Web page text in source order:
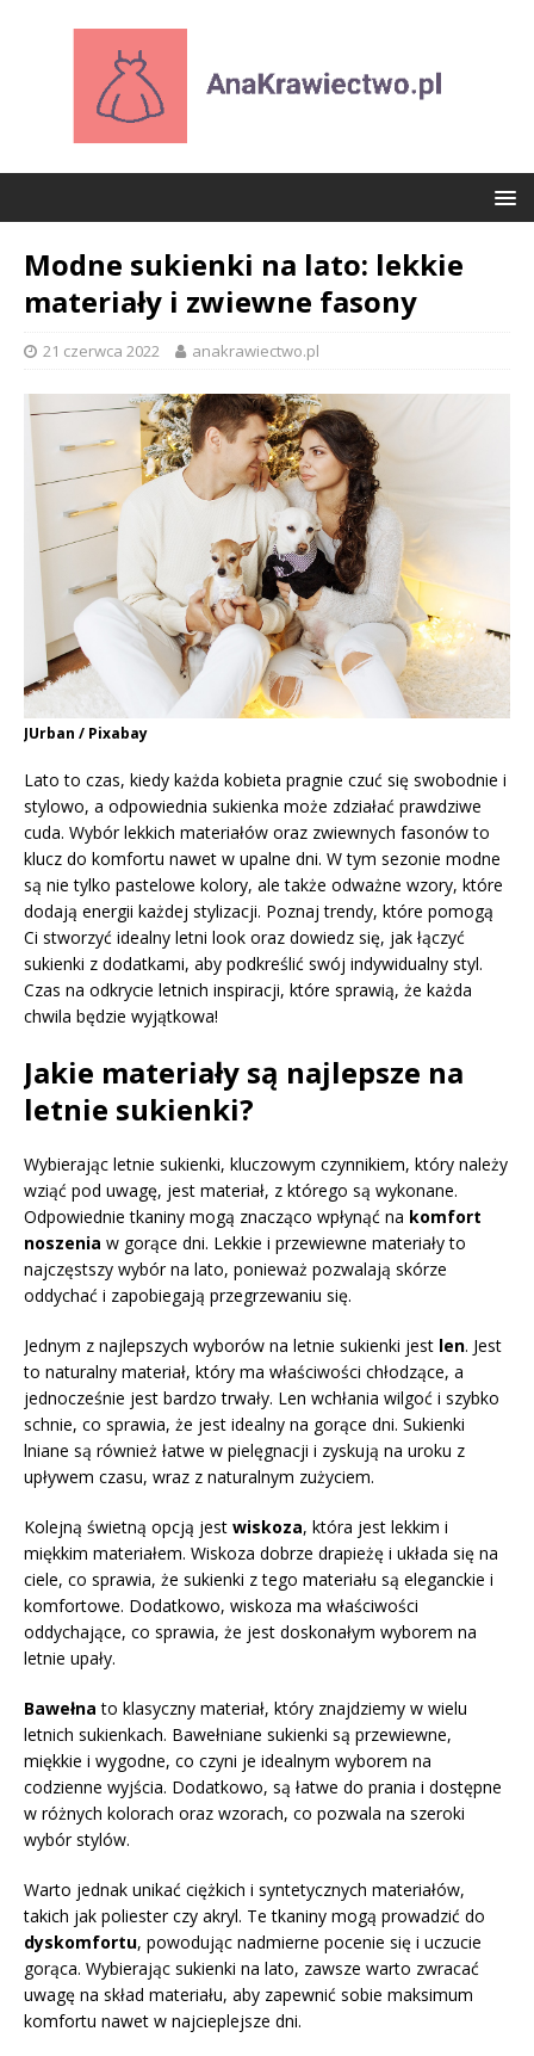
Modne sukienki na lato: lekkie
materiały i zwiewne fasony
21 czerwca 2022 anakrawiectwo.pl
JUrban / Pixabay
Lato to czas, kiedy każda kobieta pragnie czuć się swobodnie i
stylowo, a odpowiednia sukienka może zdziałać prawdziwe
cuda. Wybór lekkich materiałów oraz zwiewnych fasonów to
klucz do komfortu nawet w upalne dni. W tym sezonie modne
są nie tylko pastelowe kolory, ale także odważne wzory, które
dodają energii każdej stylizacji. Poznaj trendy, które pomogą
Ci stworzyć idealny letni look oraz dowiedz się, jak łączyć
sukienki z dodatkami, aby podkreślić swój indywidualny styl.
Czas na odkrycie letnich inspiracji, które sprawią, że każda
chwila będzie wyjątkowa!
Jakie materiały są najlepsze na
letnie sukienki?
Wybierając letnie sukienki, kluczowym czynnikiem, który należy
wziąć pod uwagę, jest materiał, z którego są wykonane.
Odpowiednie tkaniny mogą znacząco wpłynąć na komfort
noszenia w gorące dni. Lekkie i przewiewne materiały to
najczęstszy wybór na lato, ponieważ pozwalają skórze
oddychać i zapobiegają przegrzewaniu się.
Jednym z najlepszych wyborów na letnie sukienki jest len. Jest
to naturalny materiał, który ma właściwości chłodzące, a
jednocześnie jest bardzo trwały. Len wchłania wilgoć i szybko
schnie, co sprawia, że jest idealny na gorące dni. Sukienki
lniane są również łatwe w pielęgnacji i zyskują na uroku z
upływem czasu, wraz z naturalnym zużyciem.
Kolejną świetną opcją jest wiskoza, która jest lekkim i
miękkim materiałem. Wiskoza dobrze drapieżę i układa się na
ciele, co sprawia, że sukienki z tego materiału są eleganckie i
komfortowe. Dodatkowo, wiskoza ma właściwości
oddychające, co sprawia, że jest doskonałym wyborem na
letnie upały.
Bawełna to klasyczny materiał, który znajdziemy w wielu
letnich sukienkach. Bawełniane sukienki są przewiewne,
miękkie i wygodne, co czyni je idealnym wyborem na
codzienne wyjścia. Dodatkowo, są łatwe do prania i dostępne
w różnych kolorach oraz wzorach, co pozwala na szeroki
wybór stylów.
Warto jednak unikać ciężkich i syntetycznych materiałów,
takich jak poliester czy akryl. Te tkaniny mogą prowadzić do
dyskomfortu, powodując nadmierne pocenie się i uczucie
gorąca. Wybierając sukienki na lato, zawsze warto zwracać
uwagę na skład materiału, aby zapewnić sobie maksimum
komfortu nawet w najcieplejsze dni.